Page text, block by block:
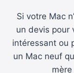
Si votre Mac
un devis pour
intéressant ou
un Mac neuf
mère